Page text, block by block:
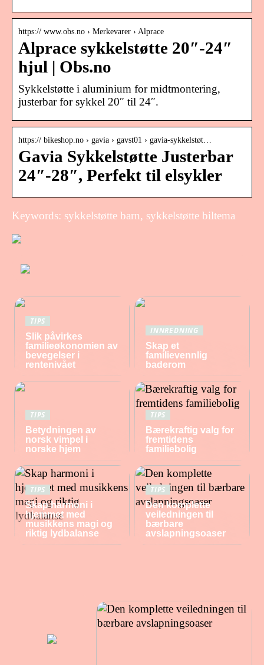
https:// www.obs.no › Merkevarer › Alprace
Alprace sykkelstøtte 20″-24″
hjul | Obs.no
Sykkelstøtte i aluminium for midtmontering,
justerbar for sykkel 20″ til 24″.
https:// bikeshop.no › gavia › gavst01 › gavia-sykkelstøt…
Gavia Sykkelstøtte Justerbar
24″-28″, Perfekt til elsykler
Keywords: sykkelstøtte barn, sykkelstøtte biltema
TIPS
Slik påvirkes
familieøkonomien av
bevegelser i
rentenivået
INNREDNING
Skap et
familievennlig
baderom
TIPS
Betydningen av
norsk vimpel i
norske hjem
TIPS
Bærekraftig valg for
fremtidens
familiebolig
TIPS
Skap harmoni i
hjemmet med
musikkens magi og
riktig lydbalanse
TIPS
Den komplette
veiledningen til
bærbare
avslapningsoaser